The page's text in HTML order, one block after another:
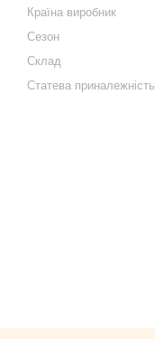
Країна виробник
Сезон
Склад
Статева приналежність